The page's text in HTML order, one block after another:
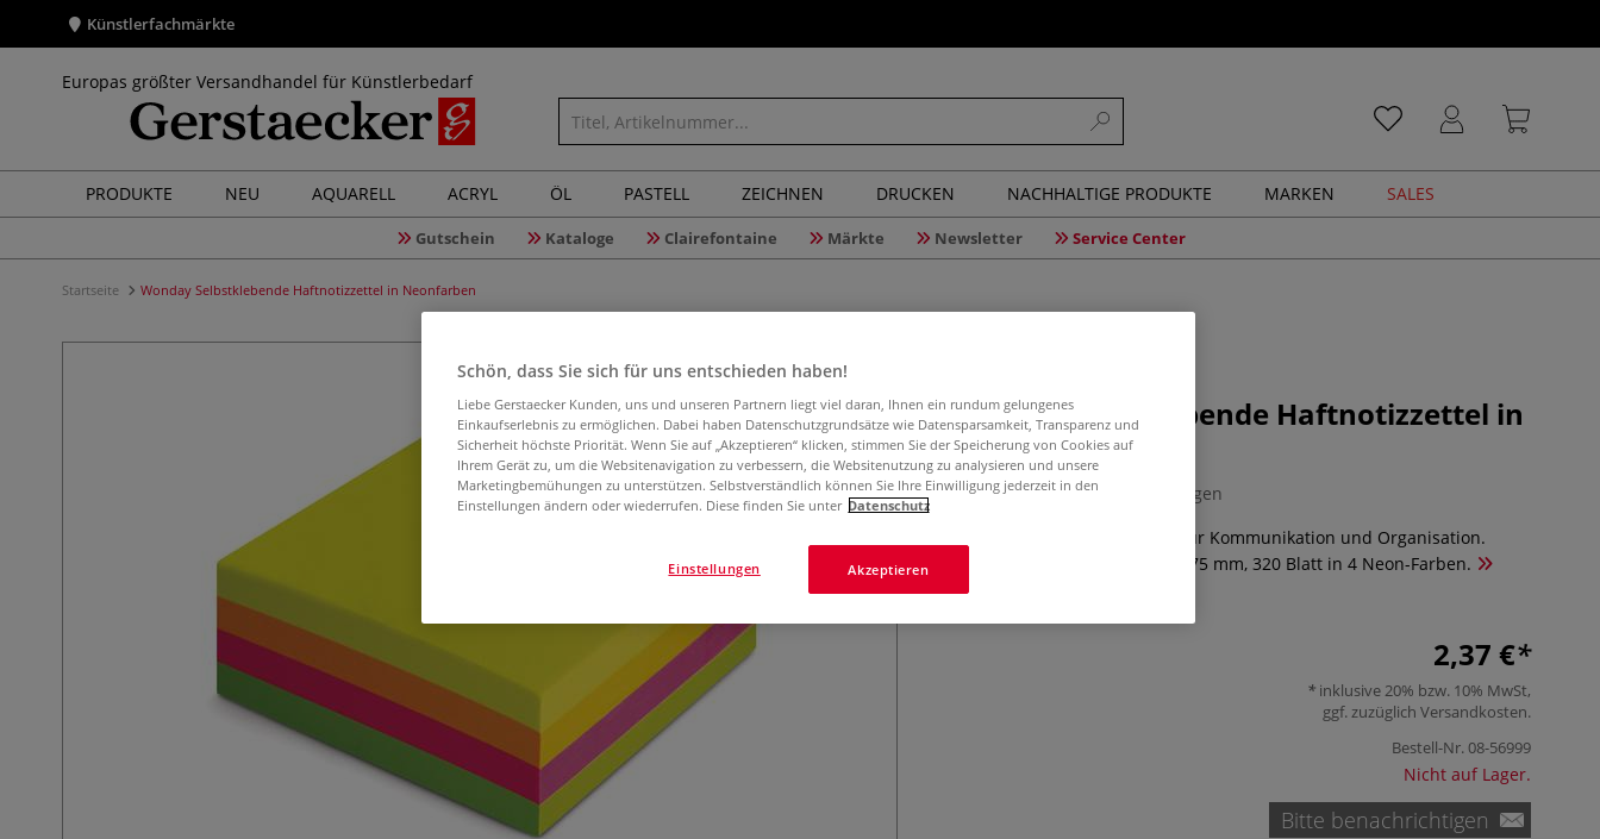
Künstlerfachmärkte
Europas größter Versandhandel für Künstlerbedarf
PRODUKTE NEU AQUARELL ACRYL ÖL PASTELL ZEICHNEN DRUCKEN NACHHALTIGE PRODUKTE MARKEN SALES
Gutschein Kataloge Clairefontaine Märkte Newsletter Service Center
Startseite Wonday Selbstklebende Haftnotizzettel in Neonfarben
Wonday Selbstklebende Haftnotizzettel in
Neonfarben
0 Bewertungen
Selbstklebende Haftnotizzettel zur Kommunikation und Organisation.
Quadratischer Notizblock à 75 x 75 mm, 320 Blatt in 4 Neon-Farben.
Mehr
2,37 €
inklusive 20% bzw. 10% MwSt,
ggf. zuzüglich Versandkosten.
Bestell-Nr.08-56999
Nicht auf Lager.
Bitte benachrichtigen
Schön, dass Sie sich für uns entschieden haben!
Liebe Gerstaecker Kunden, uns und unseren Partnern liegt viel daran, Ihnen ein rundum gelungenes
Einkaufserlebnis zu ermöglichen. Dabei haben Datenschutzgrundsätze wie Datensparsamkeit, Transparenz und
Sicherheit höchste Priorität. Wenn Sie auf „Akzeptieren“ klicken, stimmen Sie der Speicherung von Cookies auf
Ihrem Gerät zu, um die Websitenavigation zu verbessern, die Websitenutzung zu analysieren und unsere
Marketingbemühungen zu unterstützen. Selbstverständlich können Sie Ihre Einwilligung jederzeit in den
Einstellungen ändern oder wiederrufen. Diese finden Sie unter Datenschutz
Akzeptieren
Einstellungen